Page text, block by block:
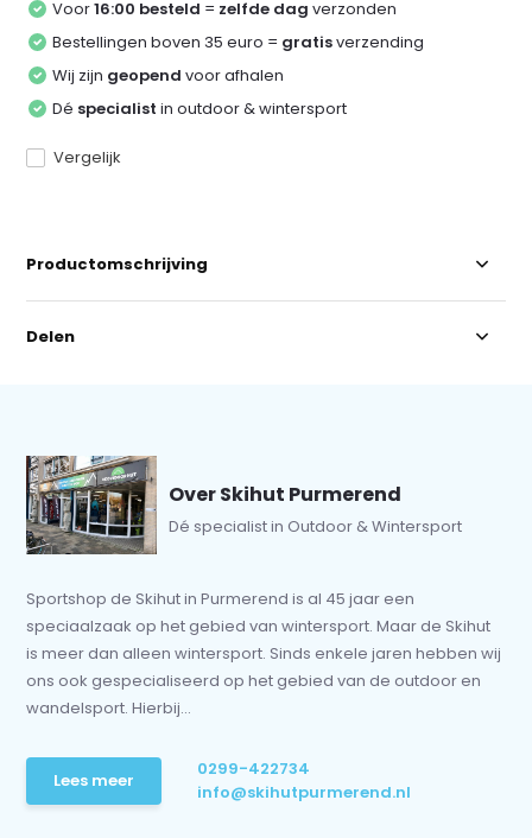
Voor16:00 besteld = zelfde dag verzonden
Bestellingen boven 35 euro = gratisverzending
Wij zijn geopend voor afhalen
Dé specialist in outdoor & wintersport
Vergelijk
Productomschrijving
Delen
Over Skihut Purmerend
Dé specialist in Outdoor & Wintersport
Sportshop de Skihut in Purmerend is al 45 jaar een
speciaalzaak op het gebied van wintersport. Maar de Skihut
is meer dan alleen wintersport. Sinds enkele jaren hebben wij
ons ook gespecialiseerd op het gebied van de outdoor en
wandelsport. Hierbij...
Lees meer
0299-422734
info@skihutpurmerend.nl